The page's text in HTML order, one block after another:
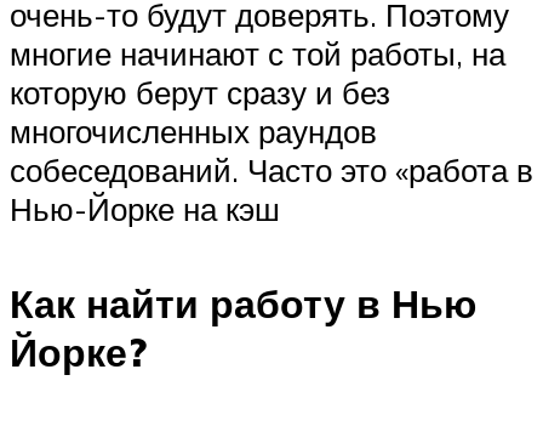
очень-то будут доверять. Поэтому
многие начинают с той работы, на
которую берут сразу и без
многочисленных раундов
собеседований. Часто это «работа в
Нью-Йорке на кэш
Как найти работу в Нью
Йорке?